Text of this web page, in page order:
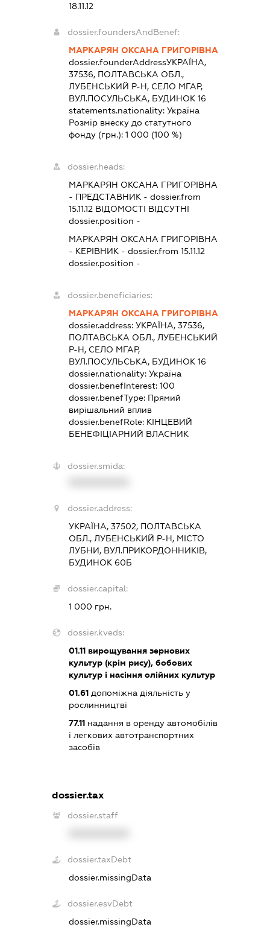
18.11.12
dossier.foundersAndBenef:
МАРКАРЯН ОКСАНА ГРИГОРІВНА
dossier.founderAddressУКРАЇНА,
37536, ПОЛТАВСЬКА ОБЛ.,
ЛУБЕНСЬКИЙ Р-Н, СЕЛО МГАР,
ВУЛ.ПОСУЛЬСЬКА, БУДИНОК 16
statements.nationality: Україна
Розмір внеску до статутного
фонду (грн.): 1 000 (100 %)
dossier.heads:
МАРКАРЯН ОКСАНА ГРИГОРІВНА
- ПРЕДСТАВНИК - dossier.from
15.11.12 ВІДОМОСТІ ВІДСУТНІ
dossier.position -
МАРКАРЯН ОКСАНА ГРИГОРІВНА
- КЕРІВНИК - dossier.from 15.11.12
dossier.position -
dossier.beneficiaries:
МАРКАРЯН ОКСАНА ГРИГОРІВНА
dossier.address: УКРАЇНА, 37536,
ПОЛТАВСЬКА ОБЛ., ЛУБЕНСЬКИЙ
Р-Н, СЕЛО МГАР,
ВУЛ.ПОСУЛЬСЬКА, БУДИНОК 16
dossier.nationality: Україна
dossier.benefInterest: 100
dossier.benefType: Прямий
вирішальний вплив
dossier.benefRole: КІНЦЕВИЙ
БЕНЕФІЦІАРНИЙ ВЛАСНИК
dossier.smida:
dossier.address:
УКРАЇНА, 37502, ПОЛТАВСЬКА
ОБЛ., ЛУБЕНСЬКИЙ Р-Н, МІСТО
ЛУБНИ, ВУЛ.ПРИКОРДОННИКІВ,
БУДИНОК 60Б
dossier.capital:
1 000 грн.
dossier.kveds:
01.11вирощування зернових
культур (крім рису), бобових
культур і насіння олійних культур
01.61допоміжна діяльність у
рослинництві
77.11надання в оренду автомобілів
і легкових автотранспортних
засобів
dossier.tax
dossier.staff
dossier.taxDebt
dossier.missingData
dossier.esvDebt
dossier.missingData